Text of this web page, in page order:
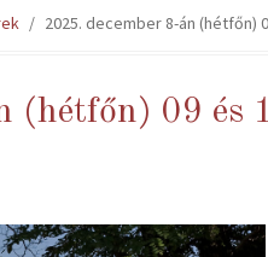
2025. december 8-án (hétfőn)
(hétfőn) 09 és